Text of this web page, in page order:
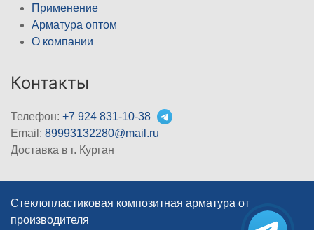
Применение
Арматура оптом
О компании
Контакты
Телефон: +7 924 831-10-38
Email: 89993132280@mail.ru
Доставка в г. Курган
Стеклопластиковая композитная арматура от
производителя